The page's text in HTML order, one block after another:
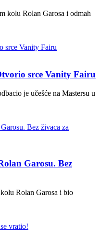
kolu Rolan Garosa i odmah
srce Vanity Fairu
je učešće na Mastersu u
Garosu. Bez
Rolan Garosa i bio